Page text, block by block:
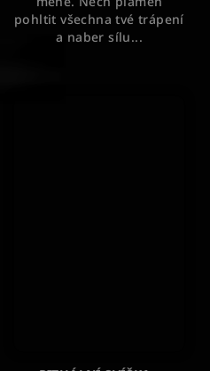
pohltit všechna tvé trápení
a naber sílu...